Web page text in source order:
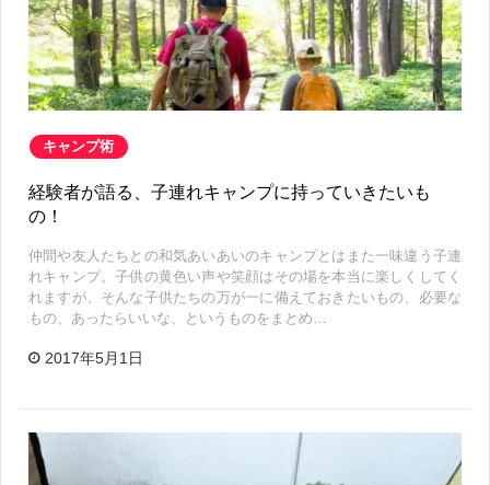
キャンプ術
経験者が語る、子連れキャンプに持っていきたいも
の！
仲間や友人たちとの和気あいあいのキャンプとはまた一味違う子連
れキャンプ。子供の黄色い声や笑顔はその場を本当に楽しくしてく
れますが、そんな子供たちの万が一に備えておきたいもの、必要な
もの、あったらいいな、というものをまとめ…
2017年5月1日